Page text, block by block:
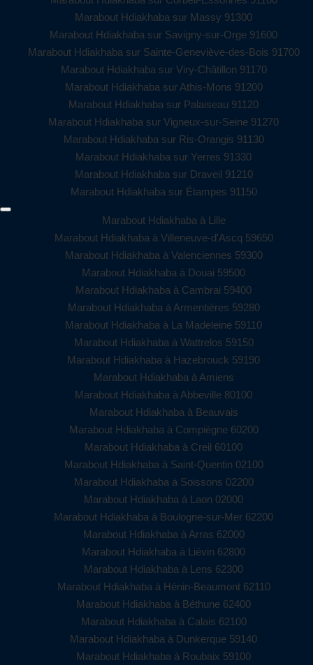
Marabout Hdiakhaba sur Massy 91300
Marabout Hdiakhaba sur Savigny-sur-Orge 91600
Marabout Hdiakhaba sur Sainte-Geneviève-des-Bois 91700
Marabout Hdiakhaba sur Viry-Châtillon 91170
Marabout Hdiakhaba sur Athis-Mons 91200
Marabout Hdiakhaba sur Palaiseau 91120
Marabout Hdiakhaba sur Vigneux-sur-Seine 91270
Marabout Hdiakhaba sur Ris-Orangis 91130
Marabout Hdiakhaba sur Yerres 91330
Marabout Hdiakhaba sur Draveil 91210
Marabout Hdiakhaba sur Étampes 91150
Marabout Hdiakhaba à Lille
Marabout Hdiakhaba à Villeneuve-d'Ascq 59650
Marabout Hdiakhaba à Valenciennes 59300
Marabout Hdiakhaba à Douai 59500
Marabout Hdiakhaba à Cambrai 59400
Marabout Hdiakhaba à Armentières 59280
Marabout Hdiakhaba à La Madeleine 59110
Marabout Hdiakhaba à Wattrelos 59150
Marabout Hdiakhaba à Hazebrouck 59190
Marabout Hdiakhaba à Amiens
Marabout Hdiakhaba à Abbeville 80100
Marabout Hdiakhaba à Beauvais
Marabout Hdiakhaba à Compiègne 60200
Marabout Hdiakhaba à Creil 60100
Marabout Hdiakhaba à Saint-Quentin 02100
Marabout Hdiakhaba à Soissons 02200
Marabout Hdiakhaba à Laon 02000
Marabout Hdiakhaba à Boulogne-sur-Mer 62200
Marabout Hdiakhaba à Arras 62000
Marabout Hdiakhaba à Liévin 62800
Marabout Hdiakhaba à Lens 62300
Marabout Hdiakhaba à Hénin-Beaumont 62110
Marabout Hdiakhaba à Béthune 62400
Marabout Hdiakhaba à Calais 62100
Marabout Hdiakhaba à Dunkerque 59140
Marabout Hdiakhaba à Roubaix 59100